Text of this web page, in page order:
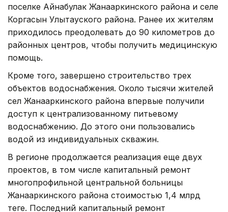
поселке Айнабулак Жанааркинского района и селе
Коргасын Улытауского района. Ранее их жителям
приходилось преодолевать до 90 километров до
районных центров, чтобы получить медицинскую
помощь.
Кроме того, завершено строительство трех
объектов водоснабжения. Около тысячи жителей
сел Жанааркинского района впервые получили
доступ к централизованному питьевому
водоснабжению. До этого они пользовались
водой из индивидуальных скважин.
В регионе продолжается реализация еще двух
проектов, в том числе капитальный ремонт
многопрофильной центральной больницы
Жанааркинского района стоимостью 1,4 млрд
теңге. Последний капитальный ремонт